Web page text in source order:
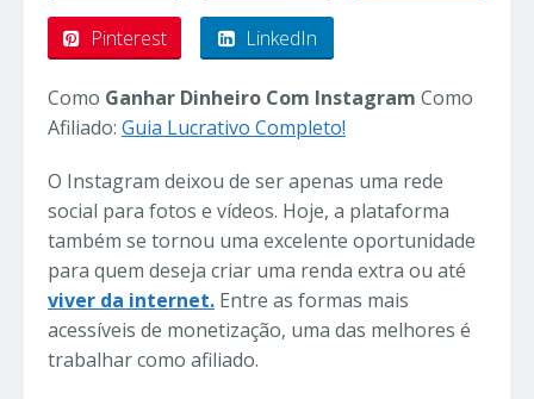
Pinterest LinkedIn
Como Ganhar Dinheiro Com Instagram Como
Afiliado: Guia Lucrativo Completo!
O Instagram deixou de ser apenas uma rede
social para fotos e vídeos. Hoje, a plataforma
também se tornou uma excelente oportunidade
para quem deseja criar uma renda extra ou até
viver da internet. Entre as formas mais
acessíveis de monetização, uma das melhores é
trabalhar como afiliado.